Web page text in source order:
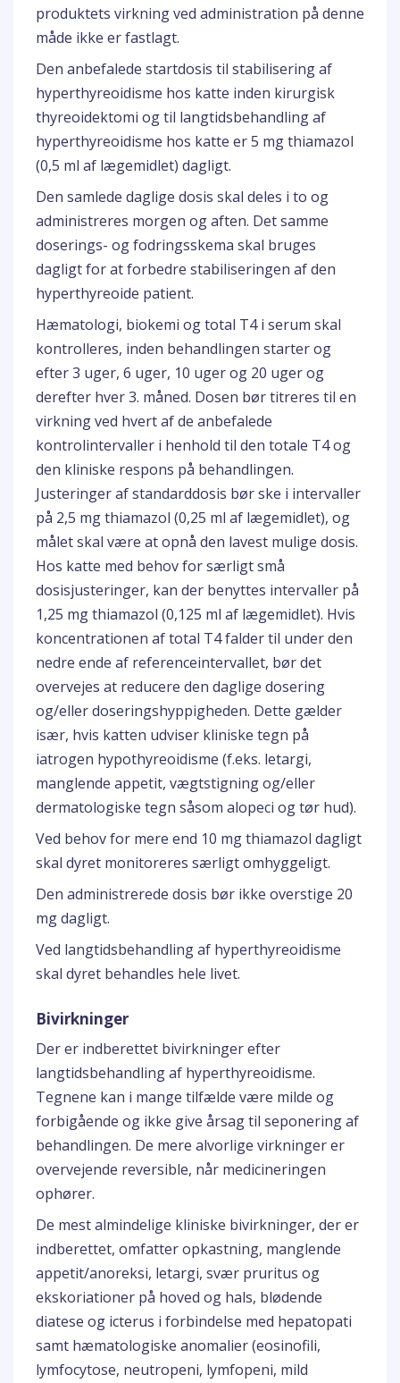
produktets virkning ved administration på denne
måde ikke er fastlagt.
Den anbefalede startdosis til stabilisering af
hyperthyreoidisme hos katte inden kirurgisk
thyreoidektomi og til langtidsbehandling af
hyperthyreoidisme hos katte er 5 mg thiamazol
(0,5 ml af lægemidlet) dagligt.
Den samlede daglige dosis skal deles i to og
administreres morgen og aften. Det samme
doserings- og fodringsskema skal bruges
dagligt for at forbedre stabiliseringen af den
hyperthyreoide patient.
Hæmatologi, biokemi og total T4 i serum skal
kontrolleres, inden behandlingen starter og
efter 3 uger, 6 uger, 10 uger og 20 uger og
derefter hver 3. måned. Dosen bør titreres til en
virkning ved hvert af de anbefalede
kontrolintervaller i henhold til den totale T4 og
den kliniske respons på behandlingen.
Justeringer af standarddosis bør ske i intervaller
på 2,5 mg thiamazol (0,25 ml af lægemidlet), og
målet skal være at opnå den lavest mulige dosis.
Hos katte med behov for særligt små
dosisjusteringer, kan der benyttes intervaller på
1,25 mg thiamazol (0,125 ml af lægemidlet). Hvis
koncentrationen af total T4 falder til under den
nedre ende af referenceintervallet, bør det
overvejes at reducere den daglige dosering
og/eller doseringshyppigheden. Dette gælder
især, hvis katten udviser kliniske tegn på
iatrogen hypothyreoidisme (f.eks. letargi,
manglende appetit, vægtstigning og/eller
dermatologiske tegn såsom alopeci og tør hud).
Ved behov for mere end 10 mg thiamazol dagligt
skal dyret monitoreres særligt omhyggeligt.
Den administrerede dosis bør ikke overstige 20
mg dagligt.
Ved langtidsbehandling af hyperthyreoidisme
skal dyret behandles hele livet.
Bivirkninger
Der er indberettet bivirkninger efter
langtidsbehandling af hyperthyreoidisme.
Tegnene kan i mange tilfælde være milde og
forbigående og ikke give årsag til seponering af
behandlingen. De mere alvorlige virkninger er
overvejende reversible, når medicineringen
ophører.
De mest almindelige kliniske bivirkninger, der er
indberettet, omfatter opkastning, manglende
appetit/anoreksi, letargi, svær pruritus og
ekskoriationer på hoved og hals, blødende
diatese og icterus i forbindelse med hepatopati
samt hæmatologiske anomalier (eosinofili,
lymfocytose, neutropeni, lymfopeni, mild